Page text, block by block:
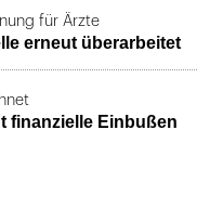
für Ärzte
erneut überarbeitet
finanzielle Einbußen